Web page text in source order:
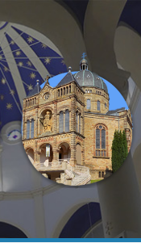
au
contenu
e
c
h
e
r
c
h
e